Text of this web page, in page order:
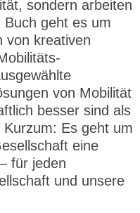
sondern arbeiten
geht es um
von kreativen
von Mobilität
besser sind als
Es geht um
eine
für jeden
und unsere